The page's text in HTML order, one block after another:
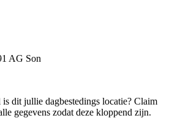
AG Son
dit jullie dagbestedings locatie? Claim
gegevens zodat deze kloppend zijn.